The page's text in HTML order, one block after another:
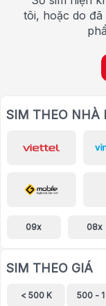
tôi, hoặc do đã
SIM THEO NHÀ
09x 08x
SIM THEO GIÁ
< 500 K 500 - 1